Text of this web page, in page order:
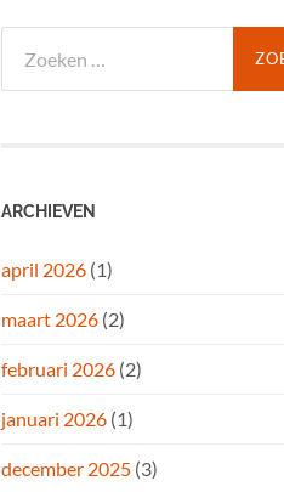
naar:
ARCHIEVEN
april 2026 (1)
maart 2026 (2)
februari 2026 (2)
januari 2026 (1)
december 2025 (3)